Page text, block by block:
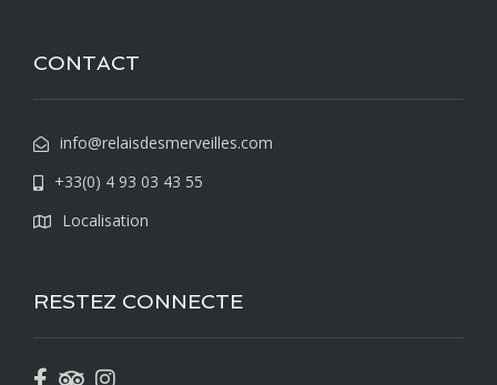
CONTACT
info@relaisdesmerveilles.com
+33(0) 4 93 03 43 55
Localisation
RESTEZ CONNECTE